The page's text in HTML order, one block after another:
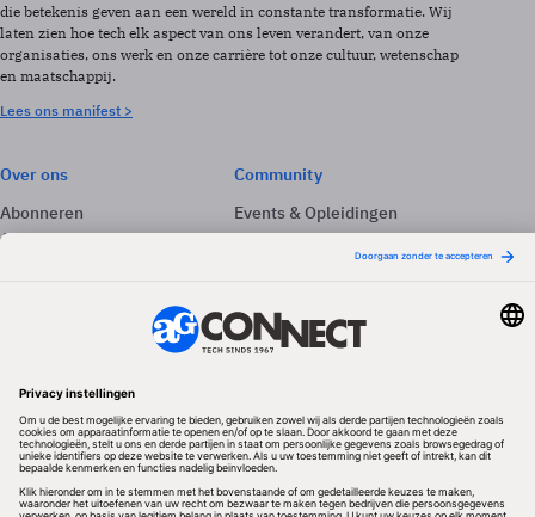
die betekenis geven aan een wereld in constante transformatie. Wij
laten zien hoe tech elk aspect van ons leven verandert, van onze
organisaties, ons werk en onze carrière tot onze cultuur, wetenschap
en maatschappij.
Lees ons manifest >
Over ons
Abonneren
Adverteren
Community
Events & Opleidingen
Nieuwsbrieven
Volg ons
Redactionele partner